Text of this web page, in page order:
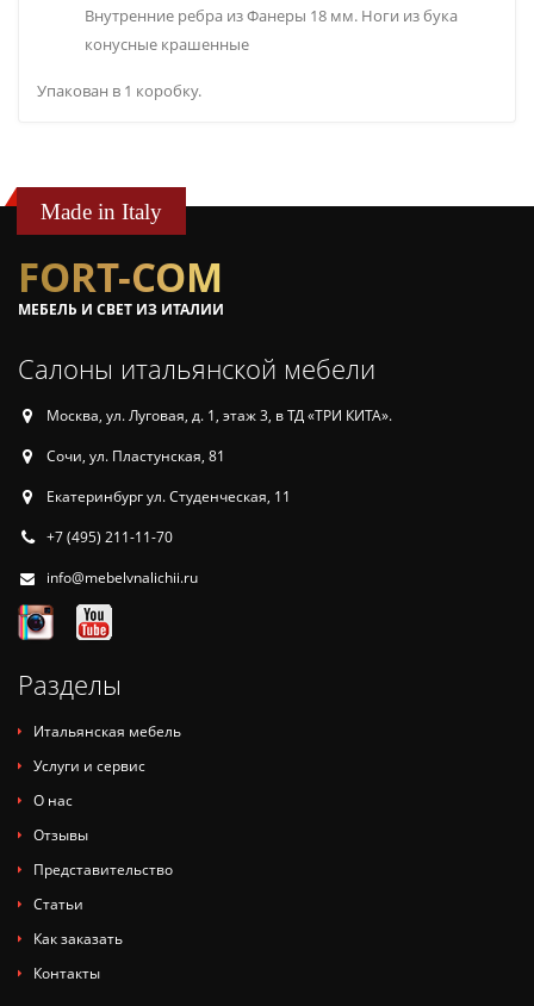
Внутренние ребра из Фанеры 18 мм. Ноги из бука
конусные крашенные
Упакован в 1 коробку.
Made in Italy
FORT-COM
МЕБЕЛЬ И СВЕТ ИЗ ИТАЛИИ
Салоны итальянской мебели
Москва, ул. Луговая, д. 1, этаж 3, в ТД «ТРИ КИТА».
Сочи, ул. Пластунская, 81
Екатеринбург ул. Студенческая, 11
+7 (495) 211-11-70
info@mebelvnalichii.ru
Разделы
Итальянская мебель
Услуги и сервис
О нас
Отзывы
Представительство
Статьи
Как заказать
Контакты